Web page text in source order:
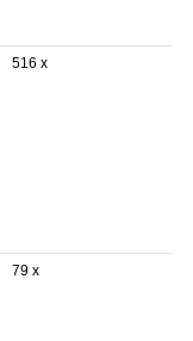
516 x
79 x